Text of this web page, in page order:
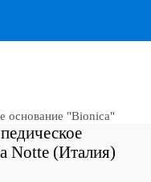
основание "Bionica"
Notte (Италия)